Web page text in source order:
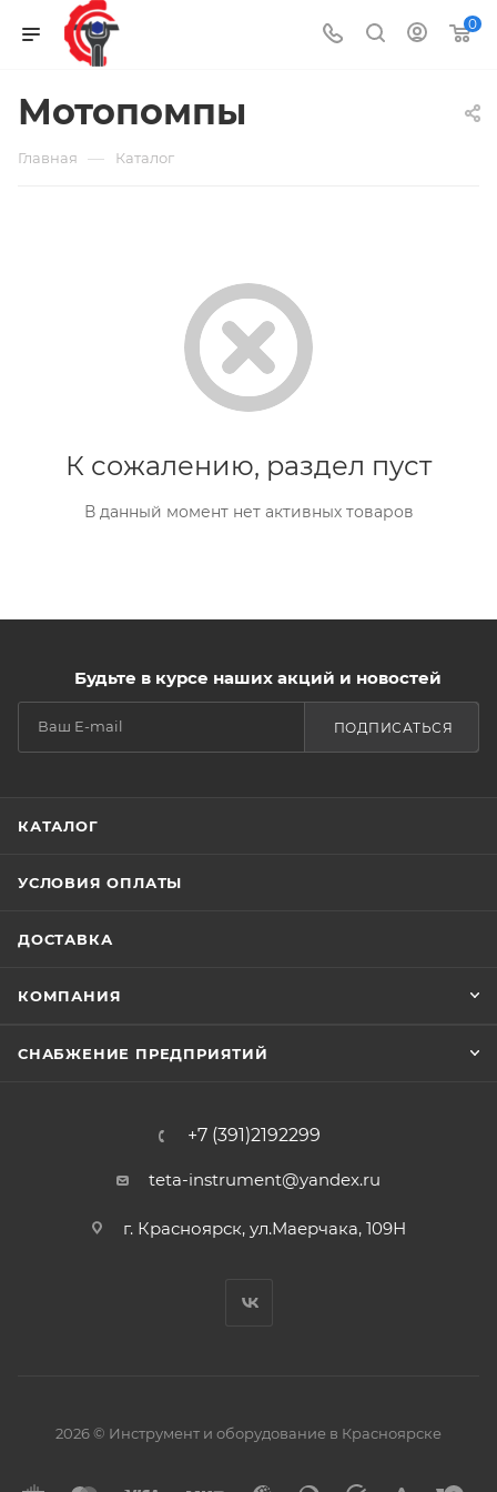
0
Мотопомпы
Главная — Каталог
К сожалению, раздел пуст
В данный момент нет активных товаров
Будьте в курсе наших акций и новостей
ПОДПИСАТЬСЯ
КАТАЛОГ
УСЛОВИЯ ОПЛАТЫ
ДОСТАВКА
КОМПАНИЯ
СНАБЖЕНИЕ ПРЕДПРИЯТИЙ
+7 (391)2192299
teta-instrument@yandex.ru
г. Красноярск, ул.Маерчака, 109Н
2026 © Инструмент и оборудование в Красноярске